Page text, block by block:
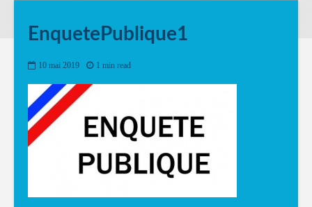
EnquetePublique1
10 mai 2019 1 min read